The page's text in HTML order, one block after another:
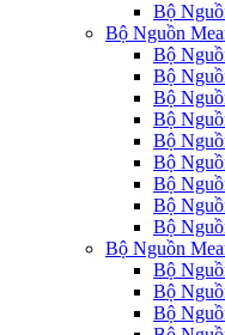
Bộ
Bộ Nguồn
Bộ
Bộ
Bộ
Bộ
Bộ
Bộ
Bộ
Bộ
Bộ
Bộ Nguồn
Bộ
Bộ
Bộ